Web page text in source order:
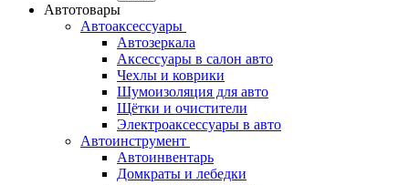
Автотовары
Автоаксессуары
Автозеркала
Аксессуары в салон авто
Чехлы и коврики
Шумоизоляция для авто
Щётки и очистители
Электроаксессуары в авто
Автоинструмент
Автоинвентарь
Домкраты и лебедки